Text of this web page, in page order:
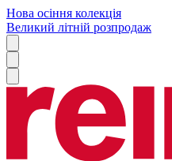
Нова осіння колекція
Великий літній розпродаж